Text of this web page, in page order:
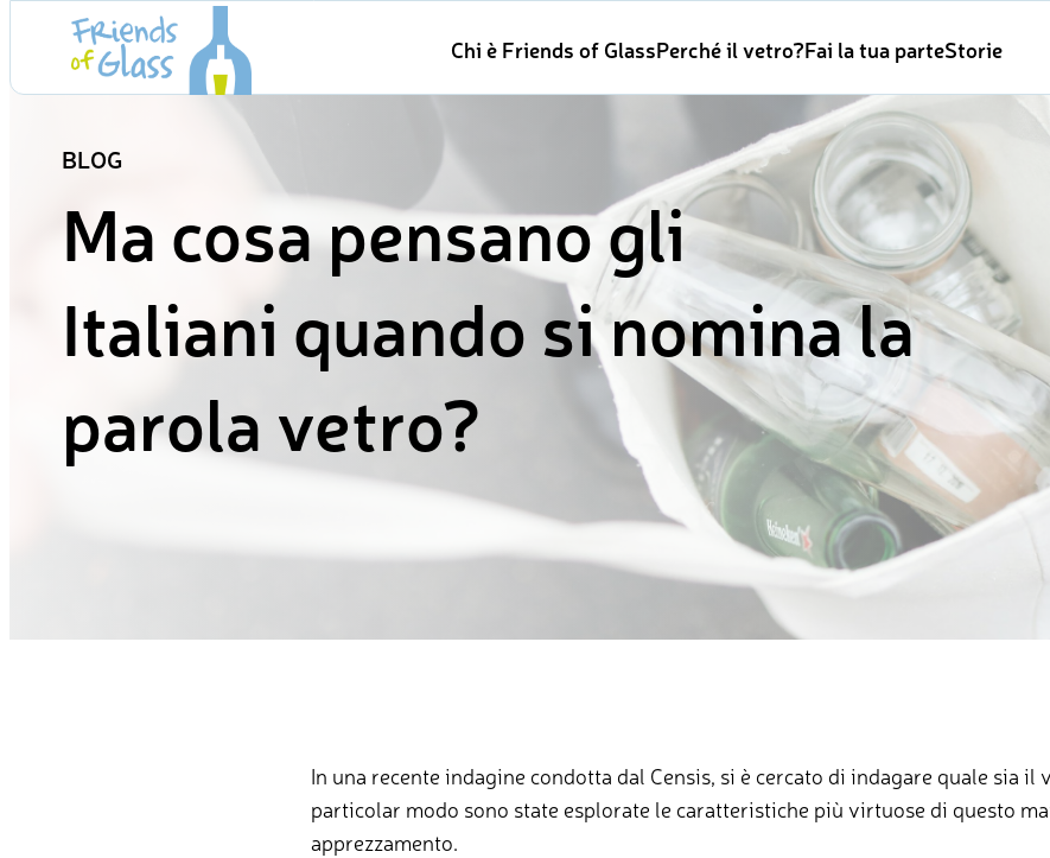
content
Chi è Friends of GlassPerché il vetro?Fai la tua parteStorie
BLOG
Ma cosa pensano gli
Italiani quando si nomina la
parola vetro?
In una recente indagine condotta dal Censis, si è cercato di indagare quale sia il
particolar modo sono state esplorate le caratteristiche più virtuose di questo
apprezzamento.